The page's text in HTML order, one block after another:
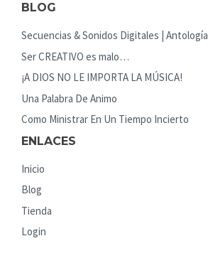
BLOG
Secuencias & Sonidos Digitales | Antología
Ser CREATIVO es malo…
¡A DIOS NO LE IMPORTA LA MÚSICA!
Una Palabra De Animo
Como Ministrar En Un Tiempo Incierto
ENLACES
Inicio
Blog
Tienda
Login